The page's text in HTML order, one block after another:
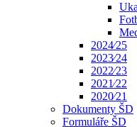
2024⁄25
2023⁄24
2022⁄23
2021⁄22
2020⁄21
Dokumenty ŠD
Formuláře ŠD